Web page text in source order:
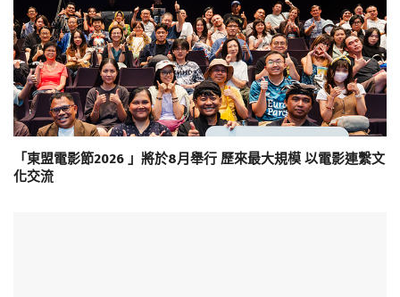
「東盟電影節2026 」將於8月舉行 歷來最大規模 以電影連繫文
化交流